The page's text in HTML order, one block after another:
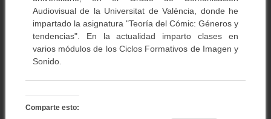
Audiovisual de la Universitat de València, donde he
impartado la asignatura "Teoría del Cómic: Géneros y
tendencias". En la actualidad imparto clases en
varios módulos de los Ciclos Formativos de Imagen y
Sonido.
Comparte esto: